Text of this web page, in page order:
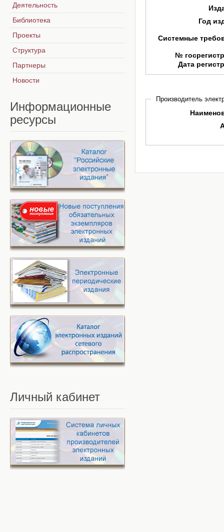
Год
Системные
№
Дата
Производитель
Деятельность
Библиотека
Проекты
Структура
Партнеры
Новости
Информационные
ресурсы
Личный кабинет